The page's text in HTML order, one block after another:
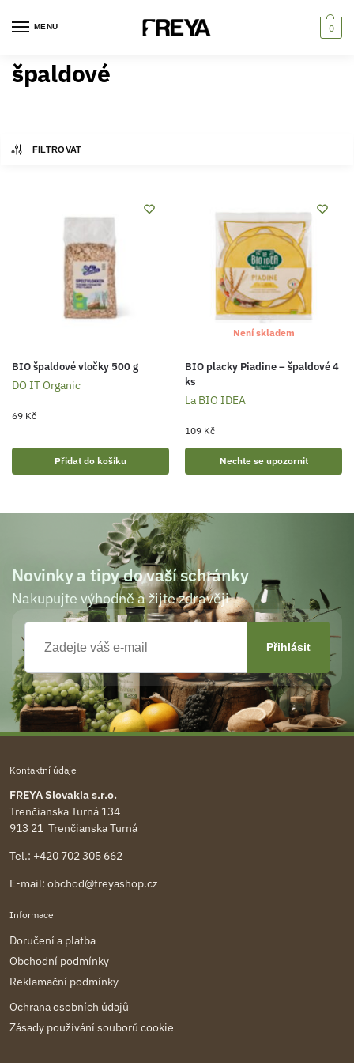
MENU 0
špaldové
FILTROVAT
BIO špaldové vločky 500 g
DO IT Organic
69 Kč
Přidat do košíku
Není skladem
BIO placky Piadine – špaldové 4
ks
La BIO IDEA
109 Kč
Nechte se upozornit
Novinky a tipy do vaší schránky
Nakupujte výhodně a žijte zdravěji
Kontaktní údaje
FREYA Slovakia s.r.o.
Trenčianska Turná 134
913 21 Trenčianska Turná
Tel.: +420 702 305 662
E-mail: obchod@freyashop.cz
Informace
Doručení a platba
Obchodní podmínky
Reklamační podmínky
Ochrana osobních údajů
Zásady používání souborů cookie